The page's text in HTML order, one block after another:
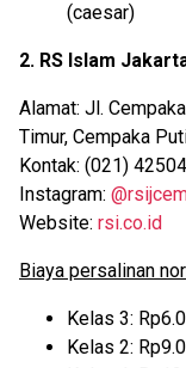
(caesar)
2. RS Islam
Alamat: Jl.
Timur, Cempaka
Kontak: (021)
Instagram:
Website: rsi.co.id
Biaya persalinan
Kelas 3:
Kelas 2: